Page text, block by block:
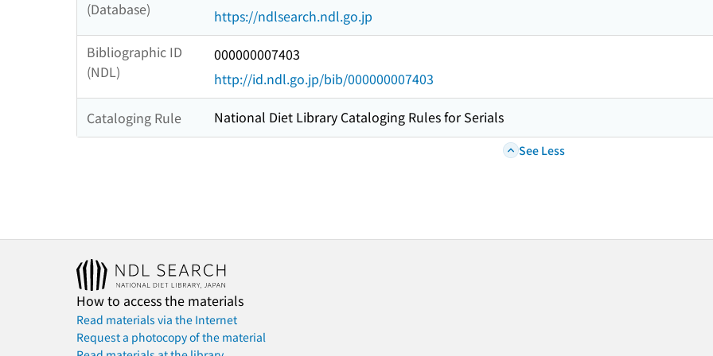
(Database)
https://ndlsearch.ndl.go.jp
Bibliographic ID
(NDL)
000000007403
http://id.ndl.go.jp/bib/000000007403
Cataloging Rule National Diet Library Cataloging Rules for Serials
See Less
How to access the materials
Read materials via the Internet
Request a photocopy of the material